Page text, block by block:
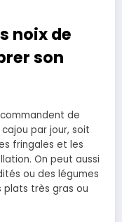
noix de
son
de
par jour, soit
fringales et les
On peut aussi
ou des légumes
plats très gras ou